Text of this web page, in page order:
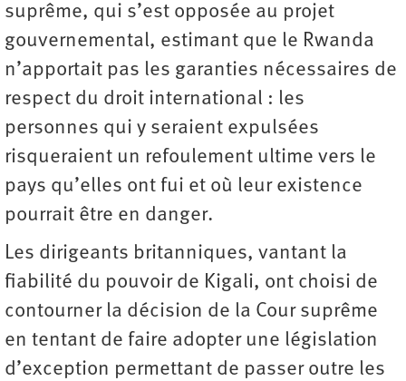
suprême, qui s’est opposée au projet
gouvernemental, estimant que le Rwanda
n’apportait pas les garanties nécessaires de
respect du droit international : les
personnes qui y seraient expulsées
risqueraient un refoulement ultime vers le
pays qu’elles ont fui et où leur existence
pourrait être en danger.
Les dirigeants britanniques, vantant la
fiabilité du pouvoir de Kigali, ont choisi de
contourner la décision de la Cour suprême
en tentant de faire adopter une législation
d’exception permettant de passer outre les